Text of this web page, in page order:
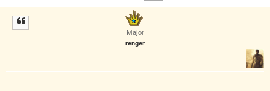
Major
renger